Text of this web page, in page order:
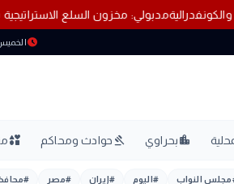
الأبطال والكونفدرالية مدبولي: مخزون السلع
scheduleالخميس 6 أغسطس
location_cityبحراوي gavelحوادث ومحاكم interests
مجلس النواب #اليوم #إيران #مصر #